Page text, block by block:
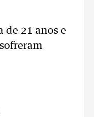
de 21 anos e